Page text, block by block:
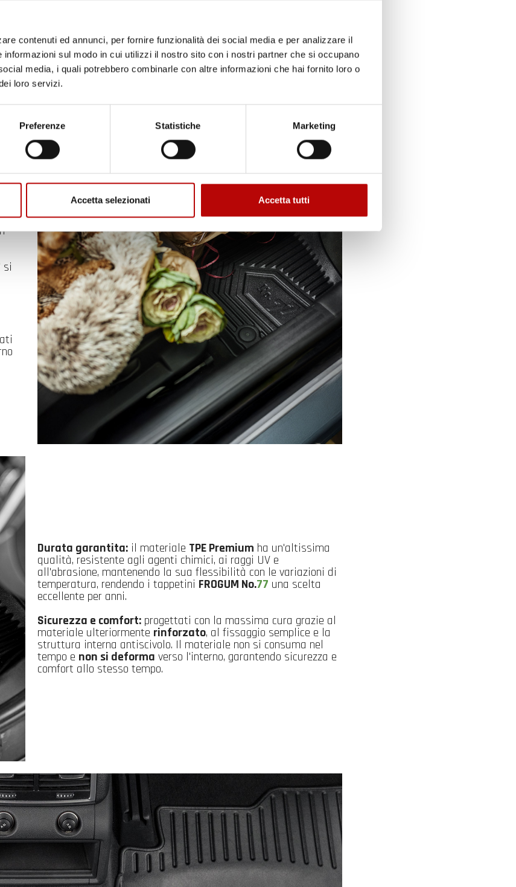
contenuti ed annunci, per fornire funzionalità dei social media e per analizzare il
informazioni sul modo in cui utilizzi il nostro sito con i nostri partner che si occupano
media, i quali potrebbero combinarle con altre informazioni che hai fornito loro o
loro servizi.
Preferenze Statistiche Marketing
Accetta selezionati Accetta tutti
si
Durata garantita:il materiale TPE Premium ha un'altissima
qualità, resistente agli agenti chimici, ai raggi UV e
all'abrasione, mantenendo la sua flessibilità con le variazioni di
temperatura, rendendo i tappetini FROGUM No.77 una scelta
eccellente per anni.
Sicurezza e comfort:progettati con la massima cura grazie al
materiale ulteriormente rinforzato, al fissaggio semplice e la
struttura interna antiscivolo. Il materiale non si consuma nel
tempo e non si deforma verso l'interno, garantendo sicurezza e
comfort allo stesso tempo.